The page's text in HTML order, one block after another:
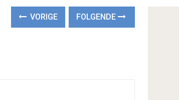
VORIGE FOLGENDE